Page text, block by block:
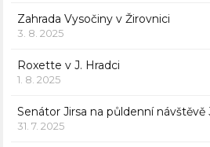
Zahrada Vysočiny v Žirovnici
3. 8. 2025
Roxette v J. Hradci
1. 8. 2025
Senátor Jirsa na půldenní návštěvě
31. 7. 2025